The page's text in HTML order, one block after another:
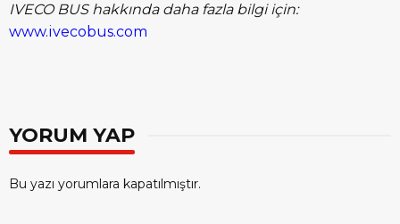
IVECO BUS hakkında daha fazla bilgi için:
www.ivecobus.com
YORUM YAP
Bu yazı yorumlara kapatılmıştır.